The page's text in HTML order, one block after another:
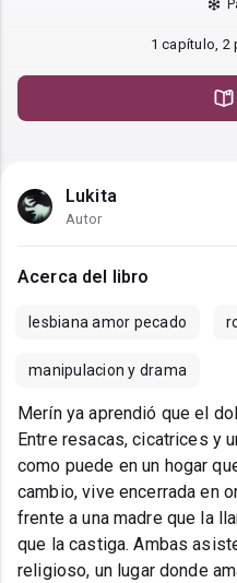
1 capítulo, 2
Lukita
Autor
Acerca del libro
lesbiana amor pecado
manipulacion y drama
Merín ya aprendió que el
Entre resacas, cicatrices y
como puede en un hogar
cambio, vive encerrada en
frente a una madre que la
que la castiga. Ambas
religioso, un lugar donde